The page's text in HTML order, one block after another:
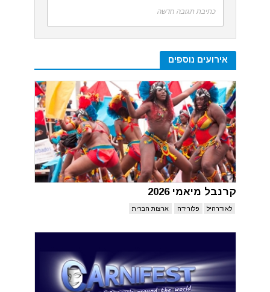
כתיבת תגובה חדשה
אירועים נוספים
קרנבל מיאמי 2026
לאודרהיל פלורידה ארצות הברית